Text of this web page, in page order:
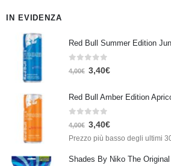
IN EVIDENZA
Red Bull Summer Edition
Su 5
4,00€ 3,40€
Su 5
4,00€ 3,40€
Prezzo più basso degli ultimi
Shades By Niko The